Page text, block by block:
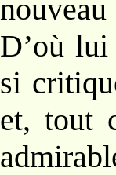
D’où
si
et, tout